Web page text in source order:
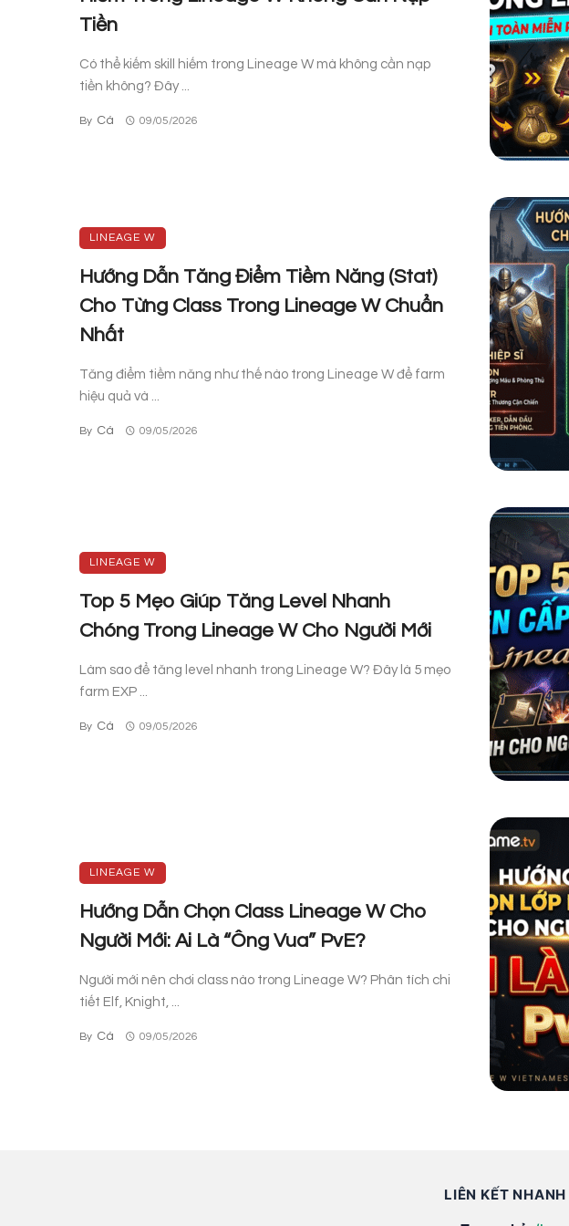
Tiền
Có thể kiếm skill hiếm trong Lineage W mà không cần nạp
tiền không? Đây ...
By Cá 09/05/2026
LINEAGE W
Hướng Dẫn Tăng Điểm Tiềm Năng (Stat)
Cho Từng Class Trong Lineage W Chuẩn
Nhất
Tăng điểm tiềm năng như thế nào trong Lineage W để farm
hiệu quả và ...
By Cá 09/05/2026
LINEAGE W
Top 5 Mẹo Giúp Tăng Level Nhanh
Chóng Trong Lineage W Cho Người Mới
Làm sao để tăng level nhanh trong Lineage W? Đây là 5 mẹo
farm EXP ...
By Cá 09/05/2026
LINEAGE W
Hướng Dẫn Chọn Class Lineage W Cho
Người Mới: Ai Là “Ông Vua” PvE?
Người mới nên chơi class nào trong Lineage W? Phân tích chi
tiết Elf, Knight, ...
By Cá 09/05/2026
LIÊN KẾT NHANH